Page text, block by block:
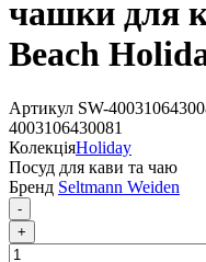
чашки для
Beach
Артикул SW-
4003106430081
КолекціяHoliday
Посуд для кави та чаю
Бренд Seltmann Weiden
-
+